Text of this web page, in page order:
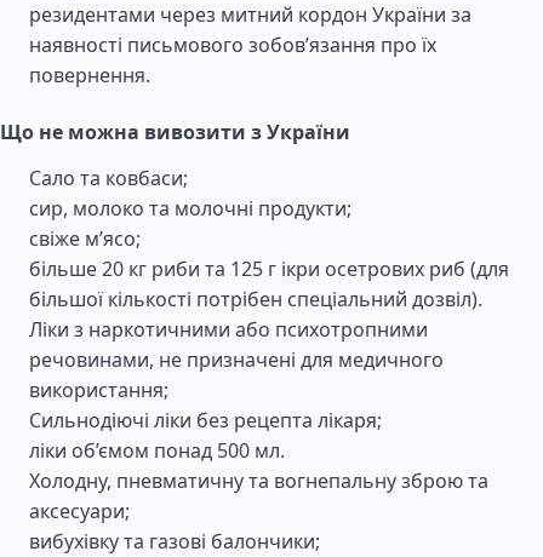
резидентами через митний кордон України за
наявності письмового зобов’язання про їх
повернення.
Що не можна вивозити з України
Сало та ковбаси;
сир, молоко та молочні продукти;
свіже м’ясо;
більше 20 кг риби та 125 г ікри осетрових риб (для
більшої кількості потрібен спеціальний дозвіл).
Ліки з наркотичними або психотропними
речовинами, не призначені для медичного
використання;
Сильнодіючі ліки без рецепта лікаря;
ліки об’ємом понад 500 мл.
Холодну, пневматичну та вогнепальну зброю та
аксесуари;
вибухівку та газові балончики;